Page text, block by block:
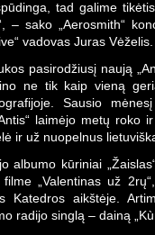
tad galime
– sako „Aerosmith“
vadovas Juras Vėželis.
pasirodžiusį naują
ne tik kaip vieną
Sausio mėnesį
laimėjo metų roko
ir už nuopelnus
albumo kūriniai
„Valentinas už
Katedros aikštėje.
radijo singlą – dainą